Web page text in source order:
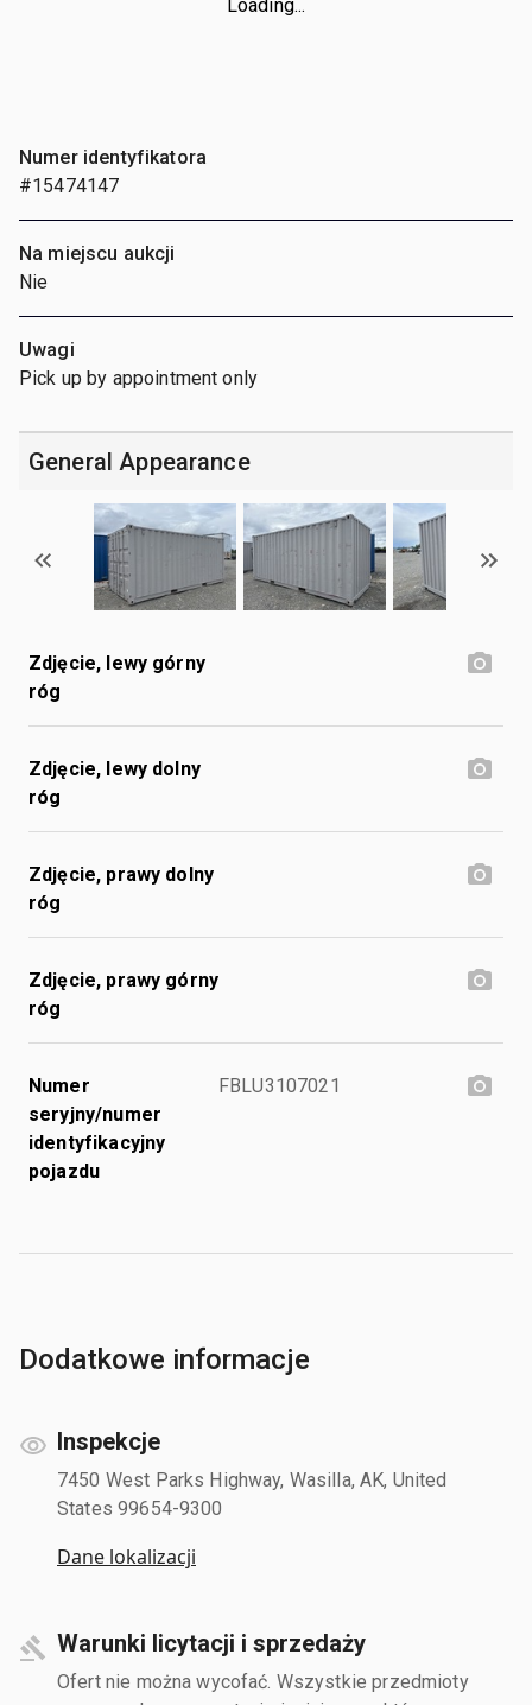
Loading...
Numer identyfikatora
#15474147
Na miejscu aukcji
Nie
Uwagi
Pick up by appointment only
General Appearance
Zdjęcie, lewy górny
róg
Zdjęcie, lewy dolny
róg
Zdjęcie, prawy dolny
róg
Zdjęcie, prawy górny
róg
Numer
seryjny/numer
identyfikacyjny
pojazdu
FBLU3107021
Dodatkowe informacje
Inspekcje
7450 West Parks Highway, Wasilla, AK, United
States 99654-9300
Dane lokalizacji
Warunki licytacji i sprzedaży
Ofert nie można wycofać. Wszystkie przedmioty